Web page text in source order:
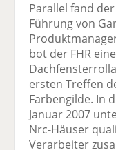
Parallel fand
Führung von
bot der FHR
ersten Treffen
Farbengilde. In
Januar 2007
Nrc-Häuser
Verarbeiter